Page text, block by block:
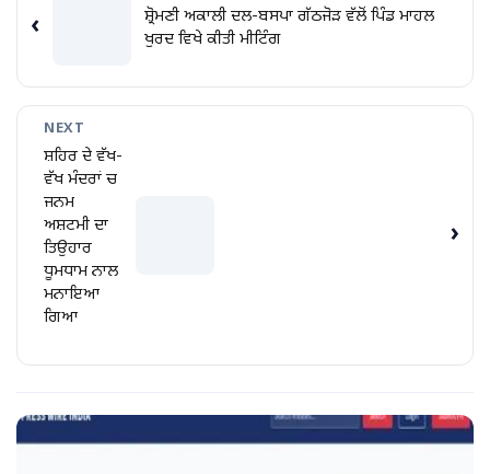
‹
ਸ਼੍ਰੋਮਣੀ ਅਕਾਲੀ ਦਲ-ਬਸਪਾ ਗੱਠਜੋੜ ਵੱਲੋਂ ਪਿੰਡ ਮਾਹਲ
ਖੁਰਦ ਵਿਖੇ ਕੀਤੀ ਮੀਟਿੰਗ
NEXT
ਸ਼ਹਿਰ ਦੇ ਵੱਖ-
ਵੱਖ ਮੰਦਰਾਂ ਚ
ਜਨਮ
ਅਸ਼ਟਮੀ ਦਾ
ਤਿਉਹਾਰ
ਧੂਮਧਾਮ ਨਾਲ
ਮਨਾਇਆ
ਗਿਆ
›